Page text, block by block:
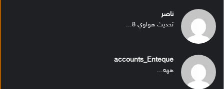
ناصر
تحديث هواوي 8...
accounts_Enteque
ههه...